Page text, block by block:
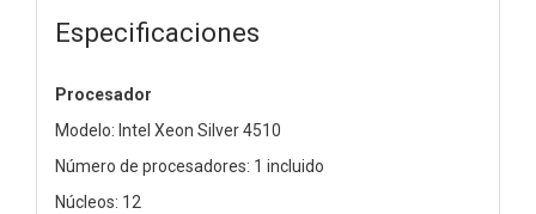
Especificaciones
Procesador
Modelo: Intel Xeon Silver 4510
Número de procesadores: 1 incluido
Núcleos: 12